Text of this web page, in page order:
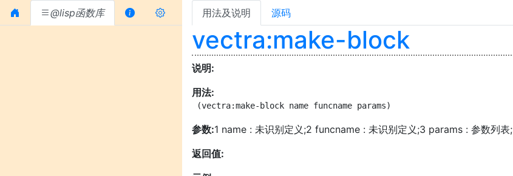
@lisp函数库 用法及说明 源码
vectra:make-block
说明:
用法:
(vectra:make-block name funcname params)
参数:1 name : 未识别定义;2 funcname : 未识别定义;3 params : 参数列表;
返回值: